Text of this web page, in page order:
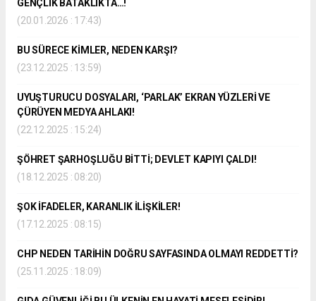
GENÇLİK BATAKLIKTA…!
(20.01.2026 : 17:43)
BU SÜRECE KİMLER, NEDEN KARŞI?
(23.12.2025 : 13:59)
UYUŞTURUCU DOSYALARI, ‘PARLAK’ EKRAN YÜZLERİ VE
ÇÜRÜYEN MEDYA AHLAKI!
(22.12.2025 : 15:24)
ŞÖHRET ŞARHOŞLUĞU BİTTİ; DEVLET KAPIYI ÇALDI!
(18.12.2025 : 08:20)
ŞOK İFADELER, KARANLIK İLİŞKİLER!
(17.12.2025 : 08:15)
CHP NEDEN TARİHİN DOĞRU SAYFASINDA OLMAYI REDDETTİ?
(25.11.2025 : 18:09)